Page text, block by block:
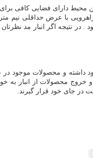
محیط دارای فضایی کافی
۷۰ سانتی متر در وسط و راهرویی
. در نتیجه اگر انبار مد
داشته و محصولات موجود در
خروج محصولات از انبار به
در جای خود قرار گیرند.